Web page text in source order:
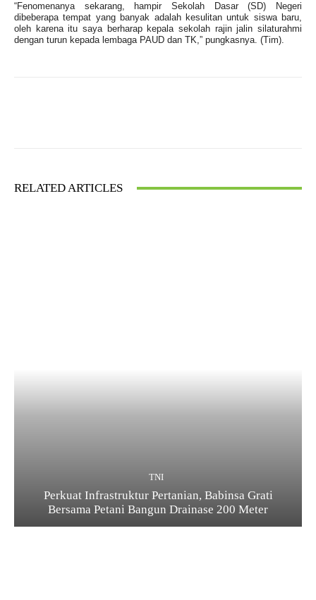
“Fenomenanya sekarang, hampir Sekolah Dasar (SD) Negeri
dibeberapa tempat yang banyak adalah kesulitan untuk siswa baru,
oleh karena itu saya berharap kepala sekolah rajin jalin silaturahmi
dengan turun kepada lembaga PAUD dan TK,” pungkasnya. (Tim).
RELATED ARTICLES
TNI
Perkuat Infrastruktur Pertanian, Babinsa Grati
Bersama Petani Bangun Drainase 200 Meter